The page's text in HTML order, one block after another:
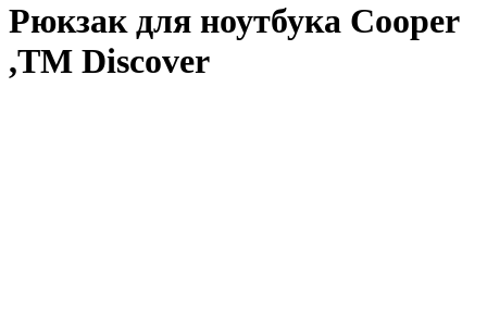
Рюкзак для ноутбука Cooper
,TM Discover